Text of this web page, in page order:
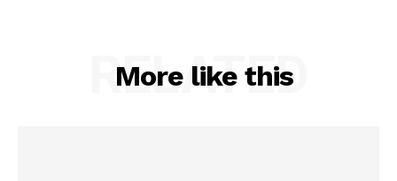
More like this
RELATED